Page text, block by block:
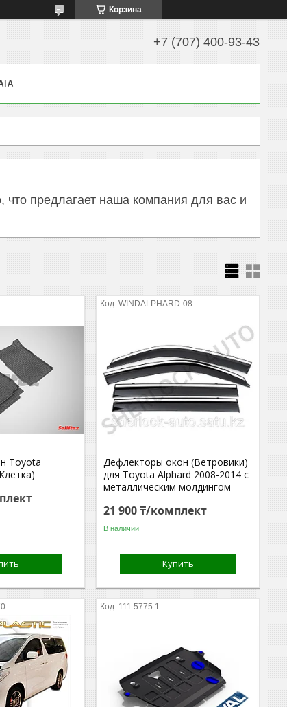
Корзина
+7 (707) 400-93-43
что предлагает наша компания для вас и
Toyota
WINDALPHARD-08
Дефлекторы окон (Ветровики)
для Toyota Alphard 2008-2014 с
металлическим молдингом
21 900 ₸/комплект
В наличии
Купить
111.5775.1